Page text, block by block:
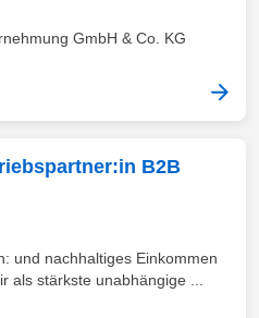
GmbH & Co. KG
B2B
und nachhaltiges Einkommen
als stärkste unabhängige ...